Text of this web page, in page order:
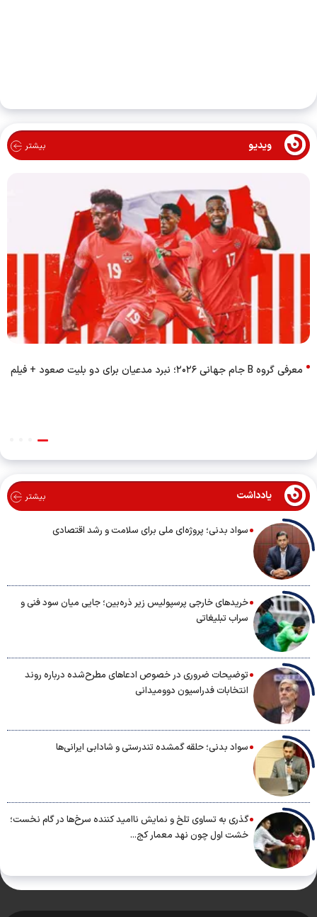
ویدیو بیشتر
معرفی گروه B جام جهانی ۲۰۲۶؛ نبرد مدعیان برای دو بلیت صعود + فیلم
یادداشت بیشتر
سواد بدنی؛ پروژه‌ای ملی برای سلامت و رشد اقتصادی
خریدهای خارجی پرسپولیس زیر ذره‌بین؛ جایی میان سود فنی و
سراب تبلیغاتی
توضیحات ضروری در خصوص ادعاهای مطرح‌شده درباره روند
انتخابات فدراسیون دوومیدانی
سواد بدنی؛ حلقه گمشده تندرستی و شادابی ایرانی‌ها
گذری به تساوی تلخ و نمایش ناامید کننده سرخ‌ها در گام نخست؛
خشت اول چون نهد معمار کج...